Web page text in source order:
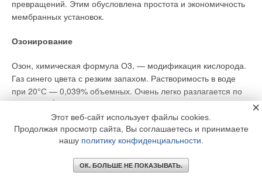
превращений. Этим обусловлена простота и экономичность
мембранных установок.
Озонирование
Озон, химическая формула О3, — модификация кислорода.
Газ синего цвета с резким запахом. Растворимость в воде
при 20°С — 0,039% объемных. Очень легко разлагается по
схеме О3 Ѓ О2 + О, образуя атомарный кислород —
сильнейший окислитель. Собственно благодаря этой своей
способности озон применяется для очистки воды как
эффективное бактерицидное средство.
Ультрафиолетовое излучение
Этот веб-сайт использует файлы cookies.
Продолжая просмотр сайта, Вы соглашаетесь и принимаете
нашу политику конфиденциальности
ОК. БОЛЬШЕ НЕ ПОКАЗЫВАТЬ.
×